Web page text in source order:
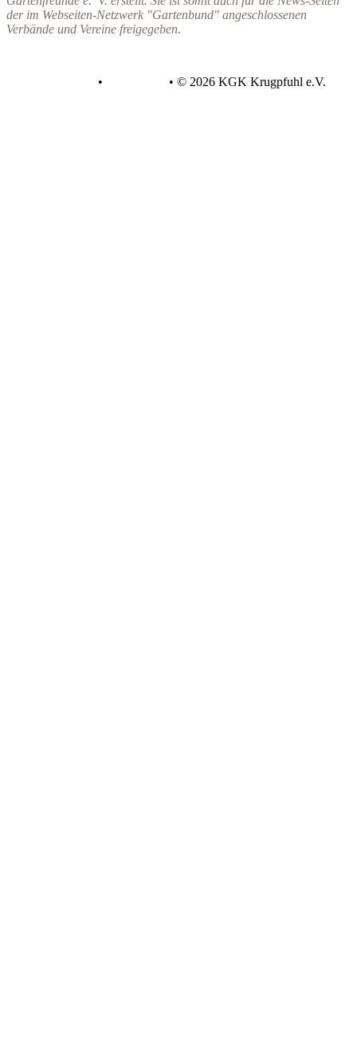
der im Webseiten-Netzwerk "Gartenbund" angeschlossenen
Verbände und Vereine freigegeben.
• • © 2026 KGK Krugpfuhl e.V.